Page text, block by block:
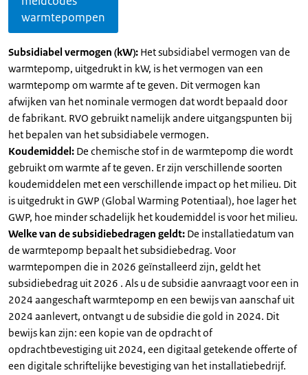
warmtepompen
Subsidiabel vermogen (kW): Het subsidiabel vermogen van de
warmtepomp, uitgedrukt in kW, is het vermogen van een
warmtepomp om warmte af te geven. Dit vermogen kan
afwijken van het nominale vermogen dat wordt bepaald door
de fabrikant. RVO gebruikt namelijk andere uitgangspunten bij
het bepalen van het subsidiabele vermogen.
Koudemiddel: De chemische stof in de warmtepomp die wordt
gebruikt om warmte af te geven. Er zijn verschillende soorten
koudemiddelen met een verschillende impact op het milieu. Dit
is uitgedrukt in GWP (Global Warming Potentiaal), hoe lager het
GWP, hoe minder schadelijk het koudemiddel is voor het milieu.
Welke van de subsidiebedragen geldt: De installatiedatum van
de warmtepomp bepaalt het subsidiebedrag. Voor
warmtepompen die in 2026 geïnstalleerd zijn, geldt het
subsidiebedrag uit 2026 . Als u de subsidie aanvraagt voor een in
2024 aangeschaft warmtepomp en een bewijs van aanschaf uit
2024 aanlevert, ontvangt u de subsidie die gold in 2024. Dit
bewijs kan zijn: een kopie van de opdracht of
opdrachtbevestiging uit 2024, een digitaal getekende offerte of
een digitale schriftelijke bevestiging van het installatiebedrijf.